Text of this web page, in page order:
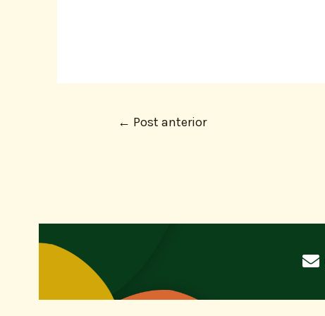
← Post anterior